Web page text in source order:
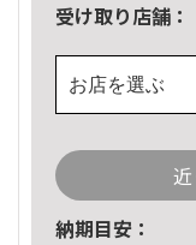
受け取り店舗：
お店を選ぶ
納期目安：